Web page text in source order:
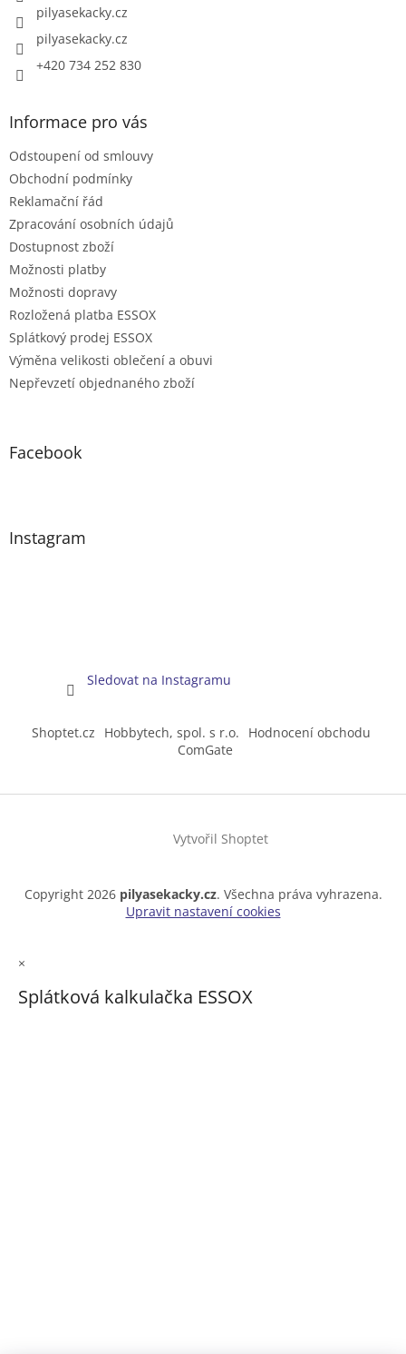
pilyasekacky.cz
pilyasekacky.cz
+420 734 252 830
Informace pro vás
Odstoupení od smlouvy
Obchodní podmínky
Reklamační řád
Zpracování osobních údajů
Dostupnost zboží
Možnosti platby
Možnosti dopravy
Rozložená platba ESSOX
Splátkový prodej ESSOX
Výměna velikosti oblečení a obuvi
Nepřevzetí objednaného zboží
Facebook
Instagram
Sledovat na Instagramu
Shoptet.cz Hobbytech, spol. s r.o.
Hodnocení obchodu
ComGate
Vytvořil Shoptet
Copyright 2026 pilyasekacky.cz. Všechna práva vyhrazena.
Upravit nastavení cookies
×
Splátková kalkulačka ESSOX